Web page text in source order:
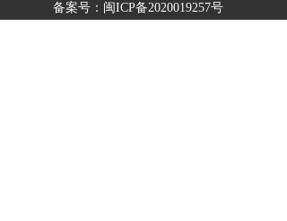
备案号：闽ICP备2020019257号